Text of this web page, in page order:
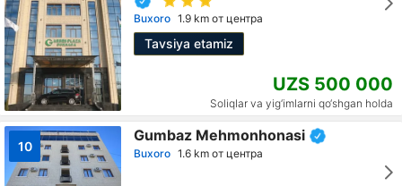
Buxoro 1.9 km от центра
Tavsiya etamiz
UZS 500 000
Soliqlar va yig‘imlarni qo‘shgan holda
10
Gumbaz Mehmonhonasi
Buxoro 1.6 km от центра